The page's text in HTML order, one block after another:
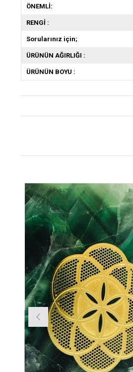
ÖNEMLİ:
RENGİ :
Sorularınız için;
ÜRÜNÜN AĞIRLIĞI :
ÜRÜNÜN BOYU :